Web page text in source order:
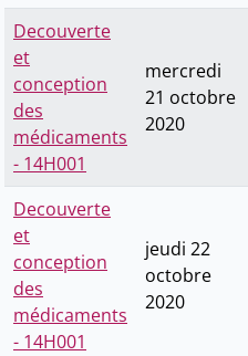
Decouverte
et
conception
des
médicaments
- 14H001
mercredi
21 octobre
2020
Decouverte
et
conception
des
médicaments
- 14H001
jeudi 22
octobre
2020